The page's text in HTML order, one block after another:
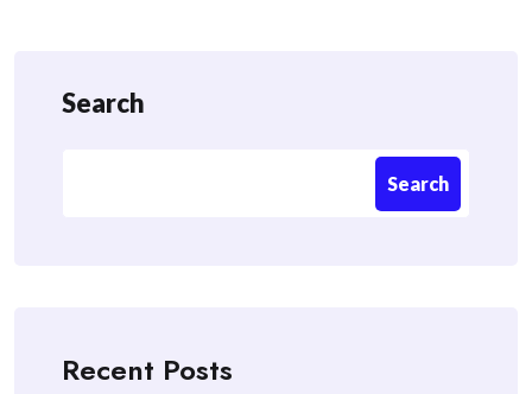
Search
Search
Recent Posts